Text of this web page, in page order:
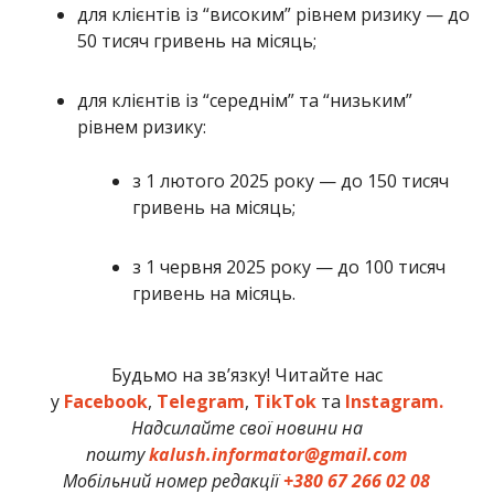
для клієнтів із “високим” рівнем ризику — до
50 тисяч гривень на місяць;
для клієнтів із “середнім” та “низьким”
рівнем ризику:
з 1 лютого 2025 року — до 150 тисяч
гривень на місяць;
з 1 червня 2025 року — до 100 тисяч
гривень на місяць.
Будьмо на зв’язку! Читайте нас
у Facebook, Telegram, TikTokта Instagram.
Надсилайте свої новини на
поштуkalush.informator@gmail.com
Мобільний номер редакції+380 67 266 02 08